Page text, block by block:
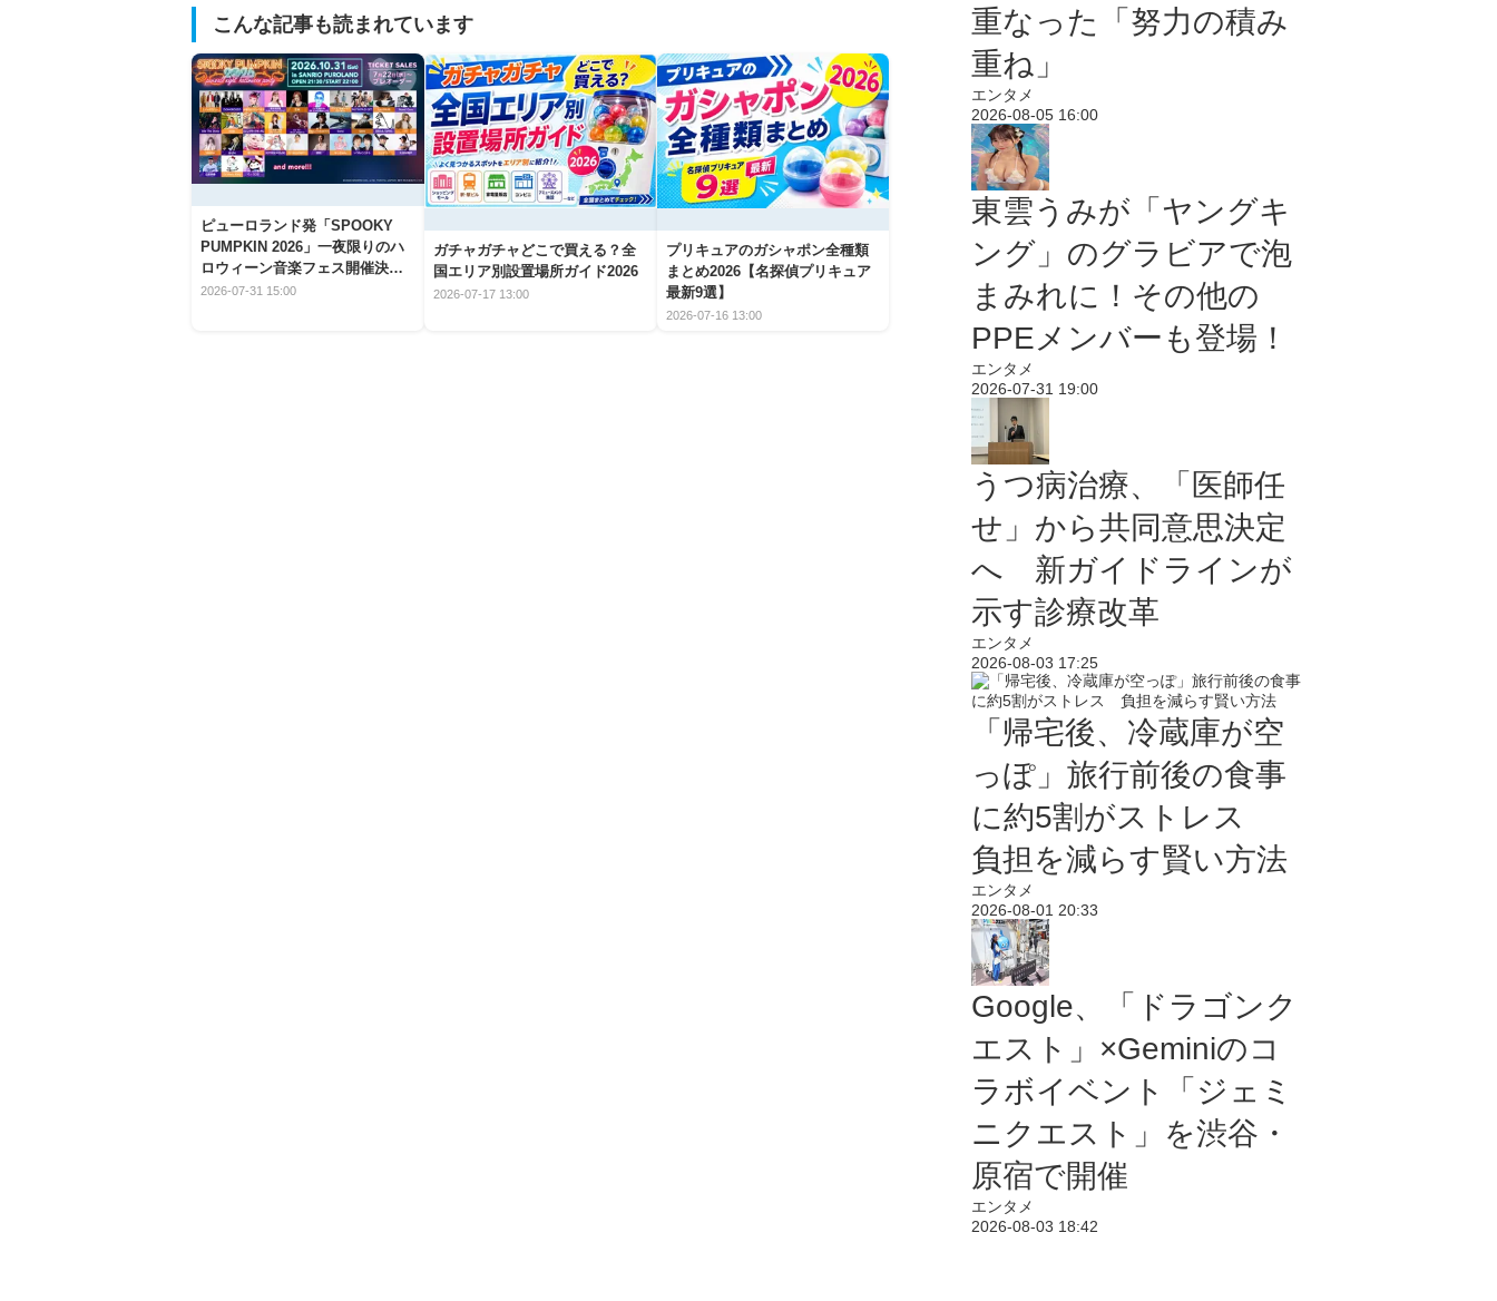
こんな記事も読まれています
ピューロランド発「SPOOKY
PUMPKIN 2026」一夜限りのハ
ロウィーン音楽フェス開催決
定！
2026-07-31 15:00
ガチャガチャどこで買える？全
国エリア別設置場所ガイド2026
2026-07-17 13:00
プリキュアのガシャポン全種類
まとめ2026【名探偵プリキュア
最新9選】
2026-07-16 13:00
重なった「努力の積み
重ね」
エンタメ
2026-08-05 16:00
東雲うみが「ヤングキ
ング」のグラビアで泡
まみれに！その他の
PPEメンバーも登場！
エンタメ
2026-07-31 19:00
うつ病治療、「医師任
せ」から共同意思決定
へ 新ガイドラインが
示す診療改革
エンタメ
2026-08-03 17:25
「帰宅後、冷蔵庫が空
っぽ」旅行前後の食事
に約5割がストレス
負担を減らす賢い方法
エンタメ
2026-08-01 20:33
Google、「ドラゴンク
エスト」×Geminiのコ
ラボイベント「ジェミ
ニクエスト」を渋谷・
原宿で開催
エンタメ
2026-08-03 18:42